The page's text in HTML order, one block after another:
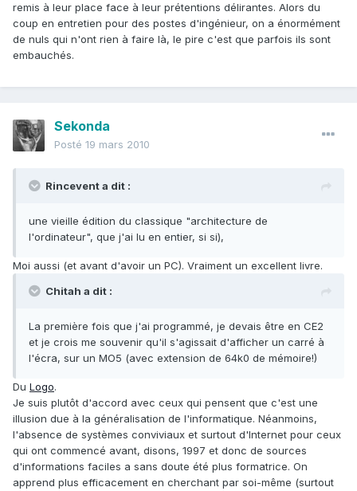
remis à leur place face à leur prétentions délirantes. Alors du
coup en entretien pour des postes d'ingénieur, on a énormément
de nuls qui n'ont rien à faire là, le pire c'est que parfois ils sont
embauchés.
Sekonda
Posté 19 mars 2010
Rincevent a dit :
une vieille édition du classique "architecture de
l'ordinateur", que j'ai lu en entier, si si),
Moi aussi (et avant d'avoir un PC). Vraiment un excellent livre.
Chitah a dit :
La première fois que j'ai programmé, je devais être en CE2
et je crois me souvenir qu'il s'agissait d'afficher un carré à
l'écra, sur un MO5 (avec extension de 64k0 de mémoire!)
Du Logo.
Je suis plutôt d'accord avec ceux qui pensent que c'est une
illusion due à la généralisation de l'informatique. Néanmoins,
l'absence de systèmes conviviaux et surtout d'Internet pour ceux
qui ont commencé avant, disons, 1997 et donc de sources
d'informations faciles a sans doute été plus formatrice. On
apprend plus efficacement en cherchant par soi-même (surtout